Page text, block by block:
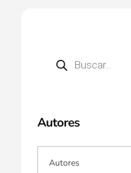
Autores